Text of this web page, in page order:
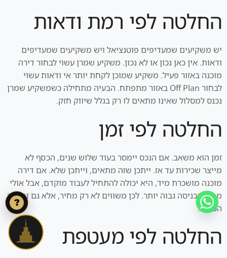
החלטה לפי רמת ודאות
יש משקיעים שמעדיפים פוטנציאל ויש משקיעים שמעדיפים
ודאות. אין כאן נכון או לא נכון. משקיע שמרן עשוי לבחור דירה
מוכנה באזור פעיל. משקיע שמוכן לקחת יותר אי ודאות עשוי
לבחור Off Plan באזור מתפתח. הבעיה מתחילה כשמשקיע שמרן
נכנס למסלול שאינו מתאים לו רק בגלל שיווק חזק.
החלטה לפי זמן
זמן הוא משאב. אם הנכס יימסר בעוד שלוש שנים, הכסף לא
מייצר שכירות עד אז. ייתכן שזה מתאים, וייתכן שלא. אם דירה
מוכנה מושכרת מיד, היא יכולה להתחיל לעבוד מוקדם, אבל אולי
מחיר הכניסה גבוה יותר. לכן משווים לא רק מחיר, אלא גם זמן עד
הכנסה.
החלטה לפי מעטפת
?